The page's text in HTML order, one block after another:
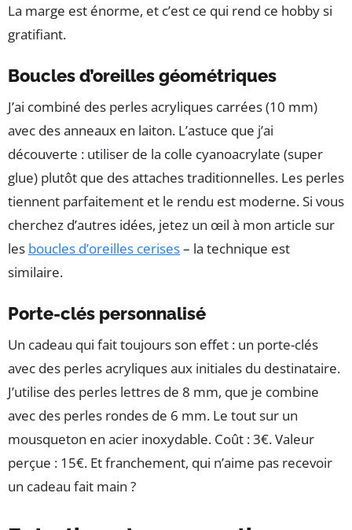
La marge est énorme, et c’est ce qui rend ce hobby si
gratifiant.
Boucles d’oreilles géométriques
J’ai combiné des perles acryliques carrées (10 mm)
avec des anneaux en laiton. L’astuce que j’ai
découverte : utiliser de la colle cyanoacrylate (super
glue) plutôt que des attaches traditionnelles. Les perles
tiennent parfaitement et le rendu est moderne. Si vous
cherchez d’autres idées, jetez un œil à mon article sur
les boucles d’oreilles cerises– la technique est
similaire.
Porte-clés personnalisé
Un cadeau qui fait toujours son effet : un porte-clés
avec des perles acryliques aux initiales du destinataire.
J’utilise des perles lettres de 8 mm, que je combine
avec des perles rondes de 6 mm. Le tout sur un
mousqueton en acier inoxydable. Coût : 3€. Valeur
perçue : 15€. Et franchement, qui n’aime pas recevoir
un cadeau fait main ?